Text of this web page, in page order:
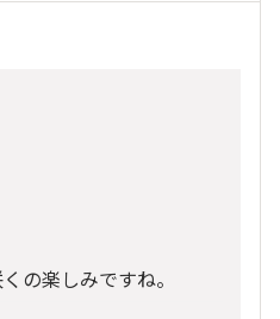
の楽しみですね。